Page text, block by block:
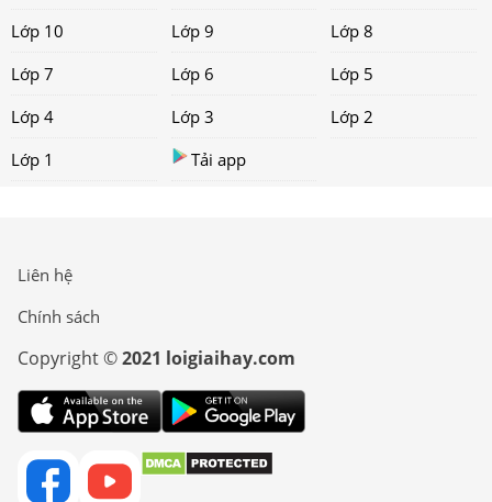
Lớp 10
Lớp 9
Lớp 8
Lớp 7
Lớp 6
Lớp 5
Lớp 4
Lớp 3
Lớp 2
Lớp 1
Tải app
Liên hệ
Chính sách
Copyright ©2021 loigiaihay.com